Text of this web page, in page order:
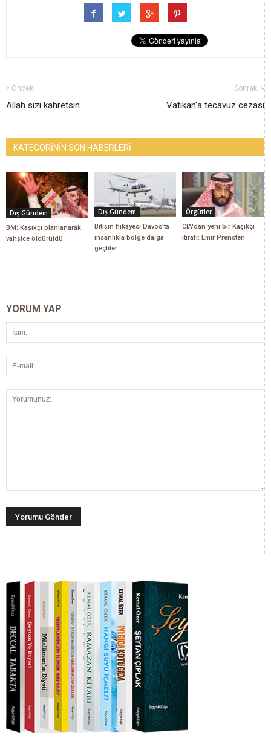
« Önceki
Allah sizi kahretsin
Sonraki »
Vatikan'a tecavüz cezası
KATEGORİNİN SON HABERLERİ
Dış Gündem
BM: Kaşıkçı planlanarak
vahşice öldürüldü
Dış Gündem
Bitişin hikâyesi Davos'ta
insanlıkla bölge dalga
geçtiler
Örgütler
CIA'dan yeni bir Kaşıkçı
itirafı: Emir Prensten
YORUM YAP